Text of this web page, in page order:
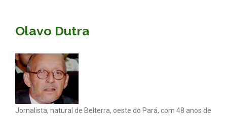
Olavo Dutra
Jornalista, natural de Belterra, oeste do Pará, com 48 anos de